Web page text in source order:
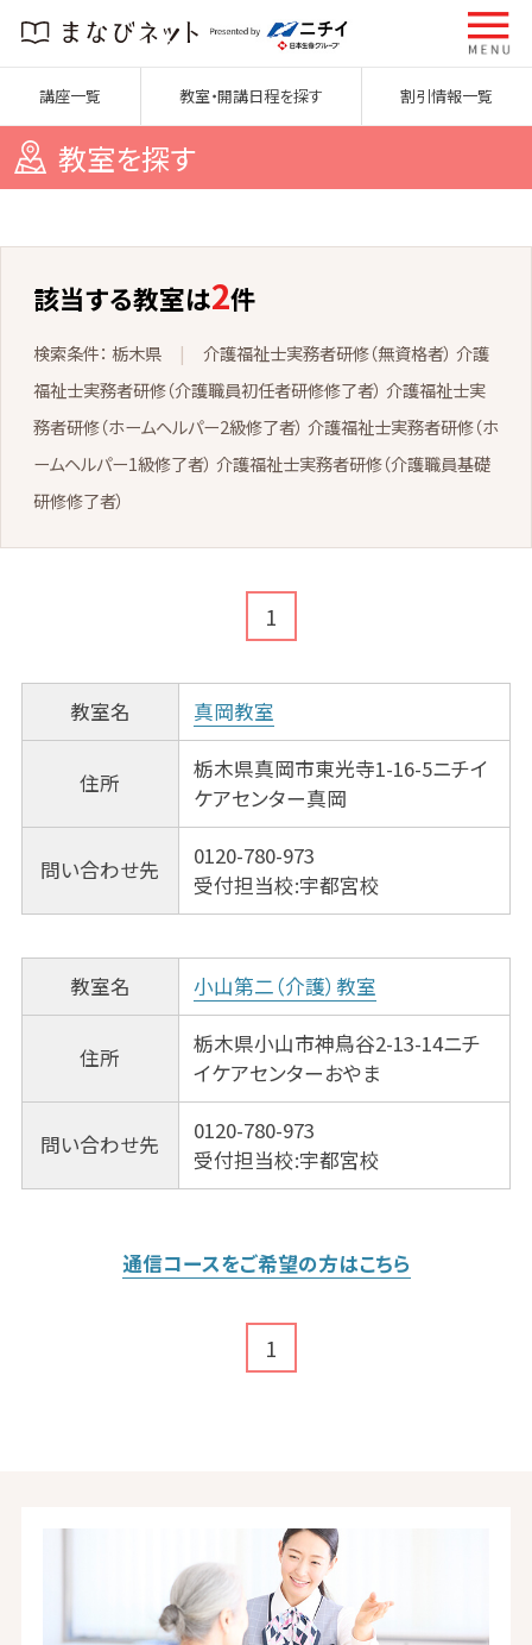
講座一覧 教室・開講日程を探す 割引情報一覧
教室を探す
該当する教室は2件
栃木県
介護福祉士実務者研修（無資格者） 介護
福祉士実務者研修（介護職員初任者研修修了者） 介護福祉士実
務者研修（ホームヘルパー2級修了者） 介護福祉士実務者研修（ホ
ームヘルパー1級修了者） 介護福祉士実務者研修（介護職員基礎
研修修了者）
1
教室名 真岡教室
住所
栃木県真岡市東光寺1-16-5ニチイ
ケアセンター真岡
問い合わせ先
0120-780-973
受付担当校:宇都宮校
教室名 小山第二（介護）教室
住所
栃木県小山市神鳥谷2-13-14ニチ
イケアセンターおやま
問い合わせ先
0120-780-973
受付担当校:宇都宮校
通信コースをご希望の方はこちら
1